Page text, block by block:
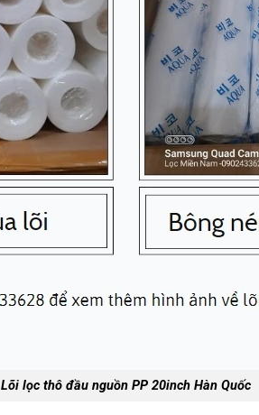
Lõi lọc thô đầu nguồn PP 20inch Hàn Quốc